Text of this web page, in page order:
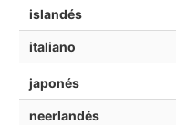
islandés
italiano
japonés
neerlandés